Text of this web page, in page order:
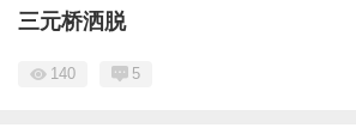
三元桥洒脱
140 5